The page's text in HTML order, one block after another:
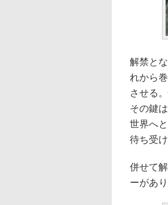
解禁と
れから
させる
その鍵
世界へ
待ち受
併せて
ーがあ